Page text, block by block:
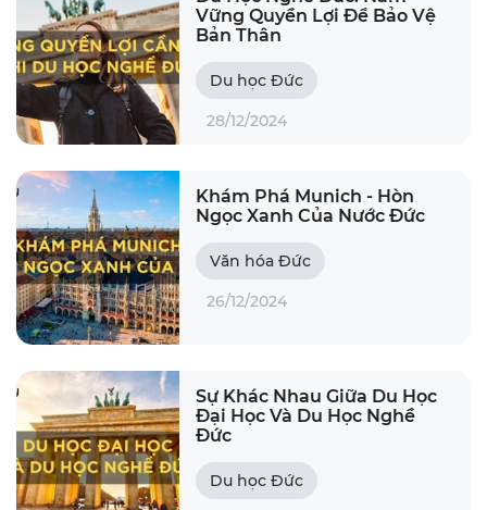
Vững Quyền Lợi Để Bảo Vệ
Bản Thân
Du học Đức
28/12/2024
Khám Phá Munich - Hòn
Ngọc Xanh Của Nước Đức
Văn hóa Đức
26/12/2024
Sự Khác Nhau Giữa Du Học
Đại Học Và Du Học Nghề
Đức
Du học Đức